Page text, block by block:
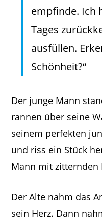
empfinde. Ich
Tages
ausfüllen.
Schönheit?“
Der junge Mann
rannen über seine
seinem perfekten
und riss ein Stück
Mann mit zitternden
Der Alte nahm das
sein Herz. Dann